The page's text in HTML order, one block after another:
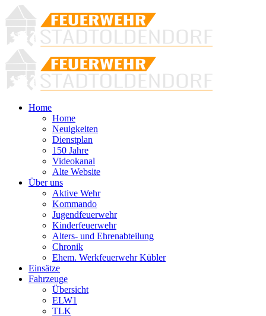
Home
Home
Neuigkeiten
Dienstplan
150 Jahre
Videokanal
Alte Website
Über uns
Aktive Wehr
Kommando
Jugendfeuerwehr
Kinderfeuerwehr
Alters- und Ehrenabteilung
Chronik
Ehem. Werkfeuerwehr Kübler
Einsätze
Fahrzeuge
Übersicht
ELW1
TLK